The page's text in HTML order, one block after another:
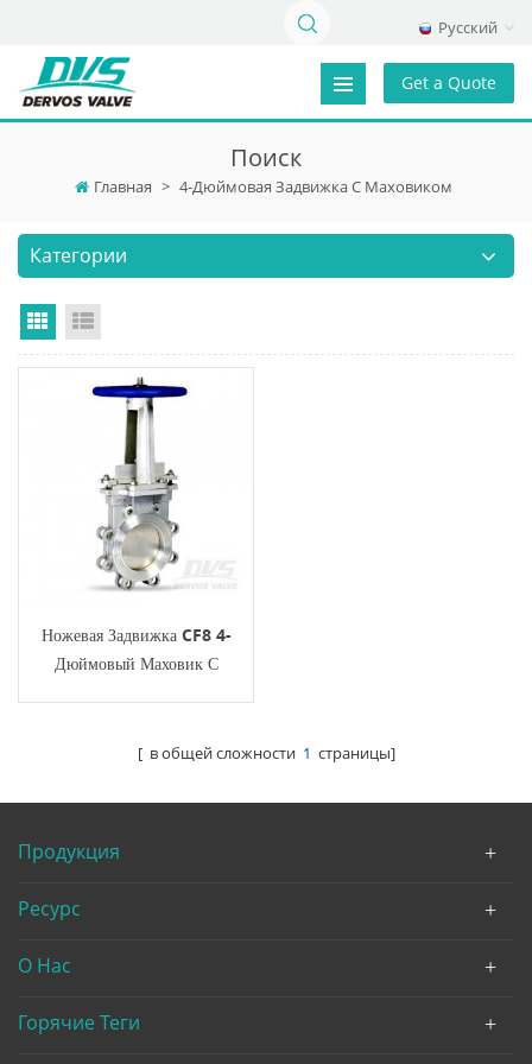
Русский
Get a Quote
Поиск
Главная > 4-Дюймовая Задвижка С Маховиком
Категории
Grid View
Ножевая Задвижка CF8 4-
Дюймовый Маховик С
[ в общей сложности 1 страницы]
Продукция
Ресурс
О Нас
Горячие Теги